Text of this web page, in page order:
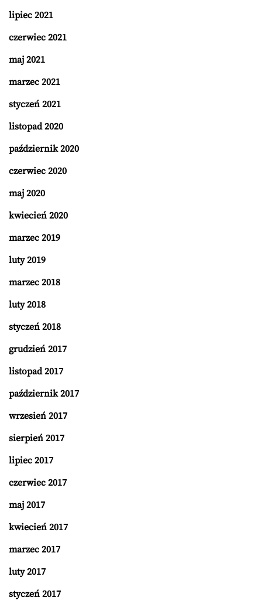
lipiec 2021
czerwiec 2021
maj 2021
marzec 2021
styczeń 2021
listopad 2020
październik 2020
czerwiec 2020
maj 2020
kwiecień 2020
marzec 2019
luty 2019
marzec 2018
luty 2018
styczeń 2018
grudzień 2017
listopad 2017
październik 2017
wrzesień 2017
sierpień 2017
lipiec 2017
czerwiec 2017
maj 2017
kwiecień 2017
marzec 2017
luty 2017
styczeń 2017